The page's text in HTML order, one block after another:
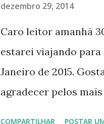
dezembro 29, 2014
Caro leitor amanhã
estarei viajando para
Janeiro de 2015.
agradecer pelos
COMPARTILHAR POSTAR